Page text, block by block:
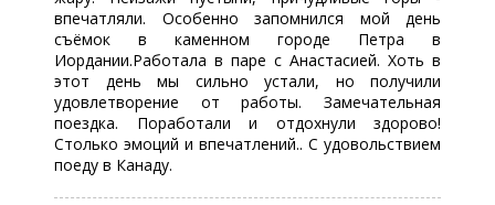
впечатляли. Особенно запомнился мой день
съёмок в каменном городе Петра в
Иордании.Работала в паре с Анастасией. Хоть в
этот день мы сильно устали, но получили
удовлетворение от работы. Замечательная
поездка. Поработали и отдохнули здорово!
Столько эмоций и впечатлений.. С удовольствием
поеду в Канаду.